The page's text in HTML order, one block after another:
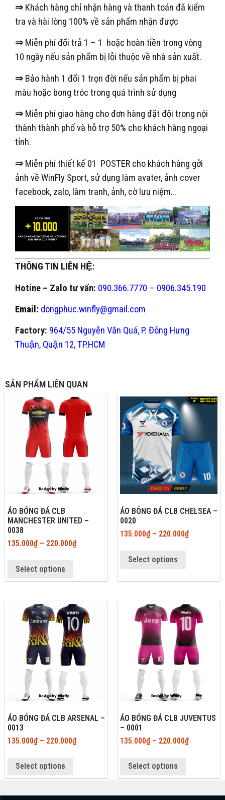
⇒ Khách hàng chỉ nhận hàng và thanh toán đã kiểm
tra và hài lòng 100% về sản phẩm nhận được
⇒ Miễn phí đổi trả 1 – 1 hoặc hoàn tiền trong vòng
10 ngày nếu sản phẩm bị lỗi thuộc về nhà sản xuất.
⇒ Bảo hành 1 đổi 1 trọn đời nếu sản phẩm bị phai
màu hoặc bong tróc trong quá trình sử dụng
⇒ Miễn phí giao hàng cho đơn hàng đặt đội trong nội
thành thành phố và hỗ trợ 50% cho khách hàng ngoại
tỉnh.
⇒ Miễn phí thiết kế 01 POSTER cho khách hàng gởi
ảnh về WinFly Sport, sử dụng làm avater, ảnh cover
facebook, zalo, làm tranh, ảnh, cờ lưu niệm…
THÔNG TIN LIÊN HỆ:
Hotine – Zalo tư vấn: 090.366.7770 – 0906.345.190
Email: dongphuc.winfly@gmail.com
Factory: 964/55 Nguyễn Văn Quá, P. Đông Hưng
Thuận, Quận 12, TP.HCM
SẢN PHẨM LIÊN QUAN
ÁO BÓNG ĐÁ CLB
MANCHESTER UNITED –
0038
135.000₫– 220.000₫
Select options
ÁO BÓNG ĐÁ CLB CHELSEA –
0020
135.000₫– 220.000₫
Select options
ÁO BÓNG ĐÁ CLB ARSENAL –
0013
135.000₫– 220.000₫
Select options
ÁO BÓNG ĐÁ CLB JUVENTUS
– 0001
135.000₫– 220.000₫
Select options